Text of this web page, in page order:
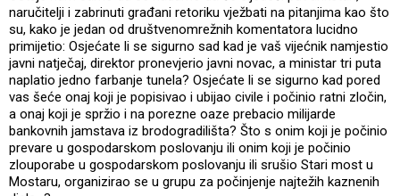
naručitelji i zabrinuti građani retoriku vježbati na pitanjima kao što
su, kako je jedan od društvenomrežnih komentatora lucidno
primijetio: Osjećate li se sigurno sad kad je vaš vijećnik namjestio
javni natječaj, direktor pronevjerio javni novac, a ministar tri puta
naplatio jedno farbanje tunela? Osjećate li se sigurno kad pored
vas šeće onaj koji je popisivao i ubijao civile i počinio ratni zločin,
a onaj koji je spržio i na porezne oaze prebacio milijarde
bankovnih jamstava iz brodogradilišta? Što s onim koji je počinio
prevare u gospodarskom poslovanju ili onim koji je počinio
zlouporabe u gospodarskom poslovanju ili srušio Stari most u
Mostaru, organizirao se u grupu za počinjenje najtežih kaznenih